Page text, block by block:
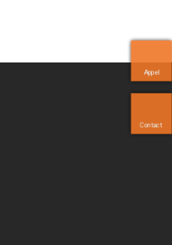
Appel
Contact